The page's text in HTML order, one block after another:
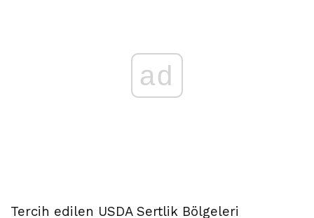
ad
Tercih edilen USDA Sertlik Bölgeleri